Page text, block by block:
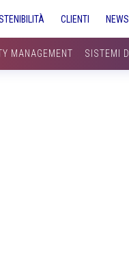
CLIENTI NEWS
MANAGEMENT SISTEMI